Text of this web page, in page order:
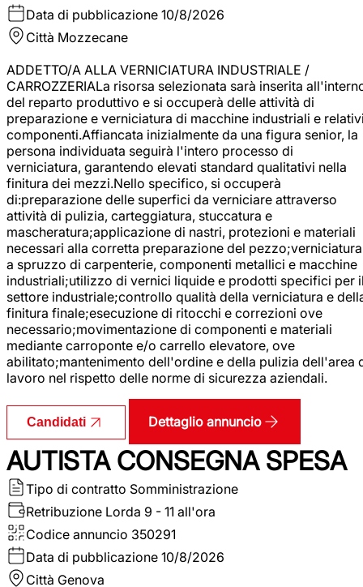
Data di pubblicazione 10/8/2026
Città Mozzecane
ADDETTO/A ALLA VERNICIATURA INDUSTRIALE /
CARROZZERIALa risorsa selezionata sarà inserita
del reparto produttivo e si occuperà delle attività di
preparazione e verniciatura di macchine industriali e
componenti.Affiancata inizialmente da una figura senior, la
persona individuata seguirà l'intero processo di
verniciatura, garantendo elevati standard qualitativi nella
finitura dei mezzi.Nello specifico, si occuperà
di:preparazione delle superfici da verniciare attraverso
attività di pulizia, carteggiatura, stuccatura e
mascheratura;applicazione di nastri, protezioni e materiali
necessari alla corretta preparazione del pezzo;verniciatura
a spruzzo di carpenterie, componenti metallici e macchine
industriali;utilizzo di vernici liquide e prodotti specifici per
settore industriale;controllo qualità della verniciatura e
finitura finale;esecuzione di ritocchi e correzioni ove
necessario;movimentazione di componenti e materiali
mediante carroponte e/o carrello elevatore, ove
abilitato;mantenimento dell'ordine e della pulizia dell'area
lavoro nel rispetto delle norme di sicurezza aziendali.
Candidati Dettaglio annuncio
AUTISTA CONSEGNA SPESA
Tipo di contratto Somministrazione
Retribuzione Lorda 9 - 11 all'ora
Codice annuncio 350291
Data di pubblicazione 10/8/2026
Città Genova